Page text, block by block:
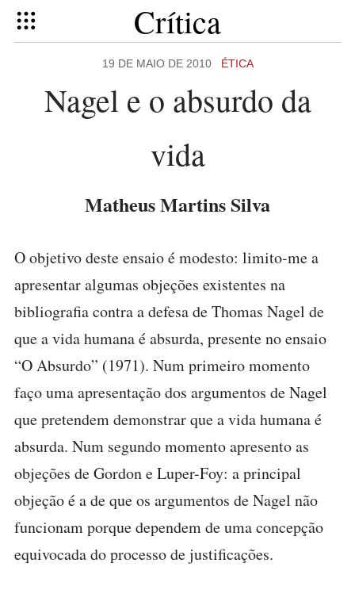
Crítica
19 DE MAIO DE 2010 ÉTICA
Nagel e o absurdo da
vida
Matheus Martins Silva
O objetivo deste ensaio é modesto: limito-me a
apresentar algumas objeções existentes na
bibliografia contra a defesa de Thomas Nagel de
que a vida humana é absurda, presente no ensaio
“O Absurdo” (1971). Num primeiro momento
faço uma apresentação dos argumentos de Nagel
que pretendem demonstrar que a vida humana é
absurda. Num segundo momento apresento as
objeções de Gordon e Luper-Foy: a principal
objeção é a de que os argumentos de Nagel não
funcionam porque dependem de uma concepção
equivocada do processo de justificações.